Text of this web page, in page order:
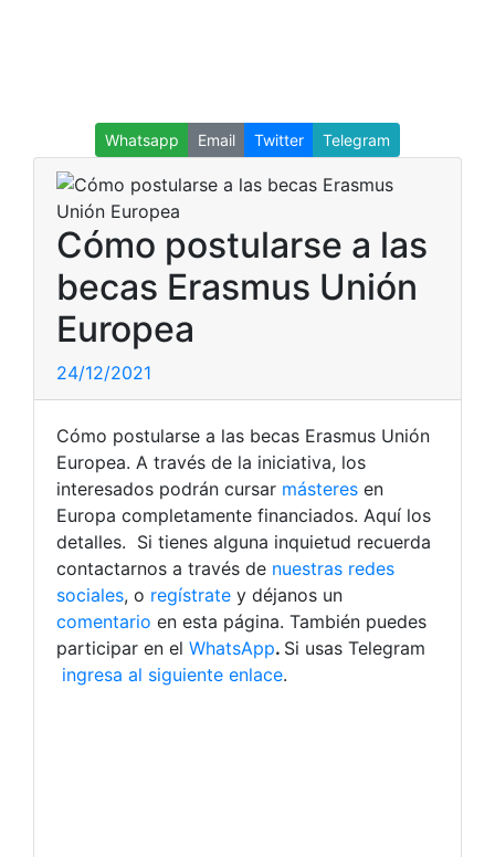
Whatsapp Email Twitter Telegram
Cómo postularse a las
becas Erasmus Unión
Europea
24/12/2021
Cómo postularse a las becas Erasmus Unión
Europea. A través de la iniciativa, los
interesados podrán cursar másteres en
Europa completamente financiados. Aquí los
detalles. Si tienes alguna inquietud recuerda
contactarnos a través de nuestras redes
sociales, o regístrate y déjanos un
comentario en esta página. También puedes
participar en el WhatsApp. Si usas Telegram
ingresa al siguiente enlace.